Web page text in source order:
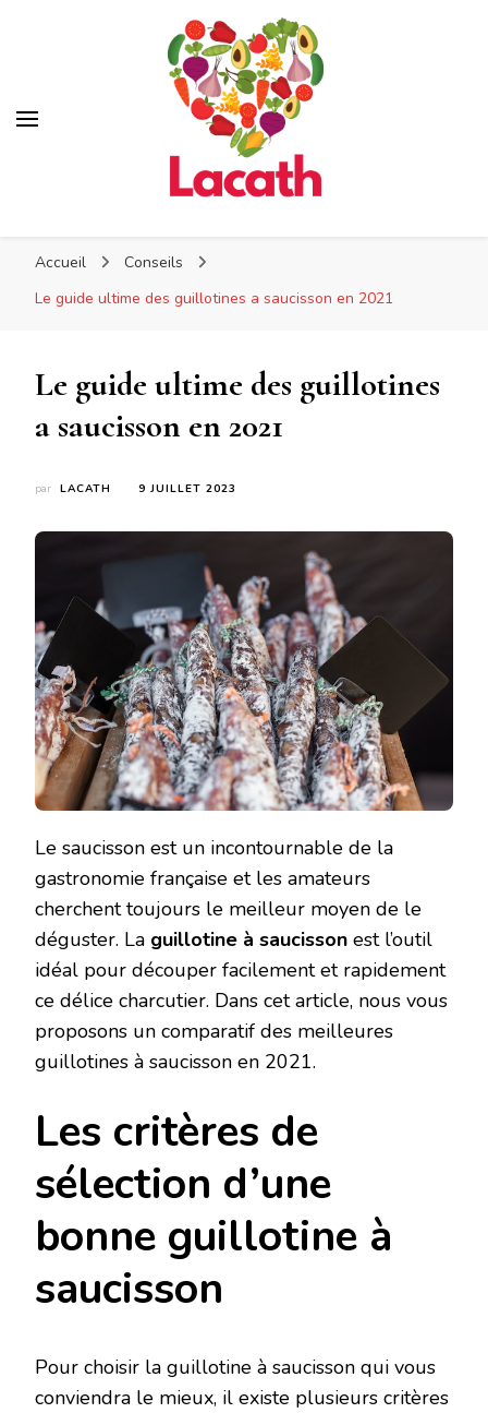
Accueil
Conseils
Le guide ultime des guillotines a saucisson en 2021
Le guide ultime des guillotines
a saucisson en 2021
par LACATH 9 JUILLET 2023
Le saucisson est un incontournable de la
gastronomie française et les amateurs
cherchent toujours le meilleur moyen de le
déguster. La guillotine à saucisson est l’outil
idéal pour découper facilement et rapidement
ce délice charcutier. Dans cet article, nous vous
proposons un comparatif des meilleures
guillotines à saucisson en 2021.
Les critères de
sélection d’une
bonne guillotine à
saucisson
Pour choisir la guillotine à saucisson qui vous
conviendra le mieux, il existe plusieurs critères